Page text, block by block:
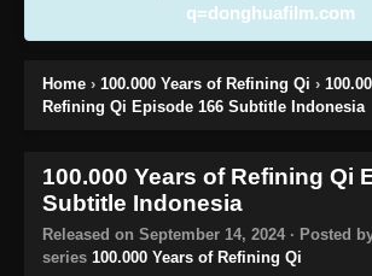
q=donghuafilm.com
Home › 100.000 Years of Refining Qi ›
Refining Qi Episode 166 Subtitle Indonesia
100.000 Years of Refining Qi
Subtitle Indonesia
Released on September 14, 2024 · Posted
series 100.000 Years of Refining Qi